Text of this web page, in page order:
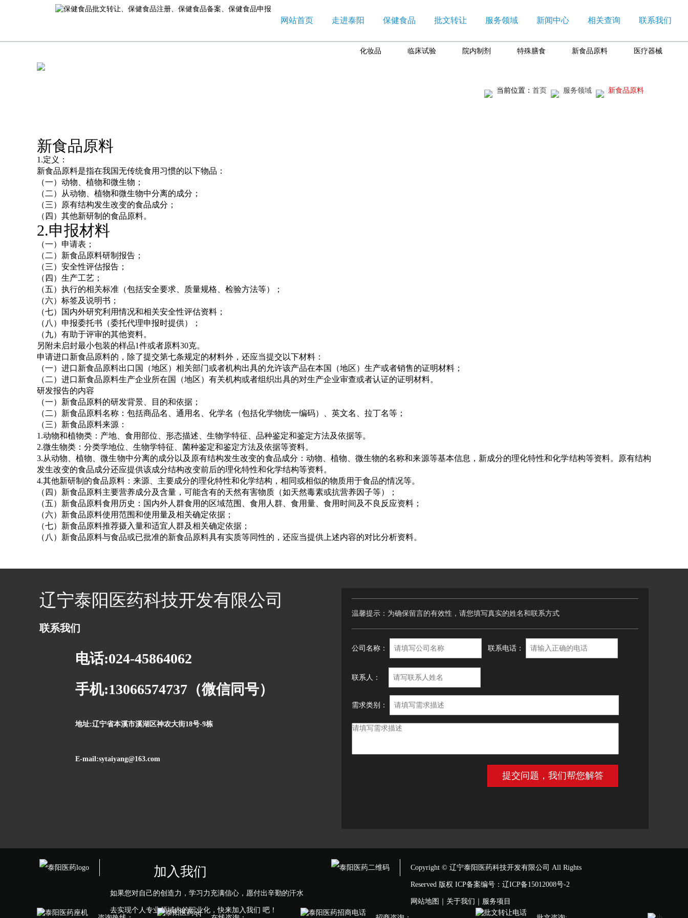
网站首页 走进泰阳 保健食品 批文转让 服务领域 新闻中心 相关查询 联系我们
医疗器械
新食品原料
特殊膳食
院内制剂
临床试验
化妆品
新食品原料
服务领域
首页
当前位置：
新食品原料
1.定义：
新食品原料是指在我国无传统食用习惯的以下物品：
（一）动物、植物和微生物；
（二）从动物、植物和微生物中分离的成分；
（三）原有结构发生改变的食品成分；
（四）其他新研制的食品原料。
2.申报材料
（一）申请表；
（二）新食品原料研制报告；
（三）安全性评估报告；
（四）生产工艺；
（五）执行的相关标准（包括安全要求、质量规格、检验方法等）；
（六）标签及说明书；
（七）国内外研究利用情况和相关安全性评估资料；
（八）申报委托书（委托代理申报时提供）；
（九）有助于评审的其他资料。
另附未启封最小包装的样品1件或者原料30克。
申请进口新食品原料的，除了提交第七条规定的材料外，还应当提交以下材料：
（一）进口新食品原料出口国（地区）相关部门或者机构出具的允许该产品在本国（地区）生产或者销售的证明材料；
（二）进口新食品原料生产企业所在国（地区）有关机构或者组织出具的对生产企业审查或者认证的证明材料。
研发报告的内容
（一）新食品原料的研发背景、目的和依据；
（二）新食品原料名称：包括商品名、通用名、化学名（包括化学物统一编码）、英文名、拉丁名等；
（三）新食品原料来源：
1.动物和植物类：产地、食用部位、形态描述、生物学特征、品种鉴定和鉴定方法及依据等。
2.微生物类：分类学地位、生物学特征、菌种鉴定和鉴定方法及依据等资料。
3.从动物、植物、微生物中分离的成分以及原有结构发生改变的食品成分：动物、植物、微生物的名称和来源等基本信息，新成分的理化特性和化学结构等资料。原有结构
发生改变的食品成分还应提供该成分结构改变前后的理化特性和化学结构等资料。
4.其他新研制的食品原料：来源、主要成分的理化特性和化学结构，相同或相似的物质用于食品的情况等。
（四）新食品原料主要营养成分及含量，可能含有的天然有害物质（如天然毒素或抗营养因子等）；
（五）新食品原料食用历史：国内外人群食用的区域范围、食用人群、食用量、食用时间及不良反应资料；
（六）新食品原料使用范围和使用量及相关确定依据；
（七）新食品原料推荐摄入量和适宜人群及相关确定依据；
（八）新食品原料与食品或已批准的新食品原料具有实质等同性的，还应当提供上述内容的对比分析资料。
温馨提示：为确保留言的有效性，请您填写真实的姓名和联系方式
公司名称： 联系电话：
联系人：
需求类别：
辽宁泰阳医药科技开发有限公司
联系我们
电话:024-45864062
手机:13066574737（微信同号）
地址:辽宁省本溪市溪湖区神农大街18号-9栋
E-mail:sytaiyang@163.com
加入我们
如果您对自己的创造力，学习力充满信心，愿付出辛勤的汗水
去实现个人专业领域内的职业化，快来加入我们 吧！
Copyright © 辽宁泰阳医药科技开发有限公司 All Rights
Reserved 版权 ICP备案编号： 辽ICP备15012008号-2
网站地图 关于我们 服务项目